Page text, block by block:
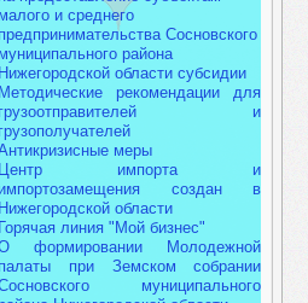
малого и среднего
предпринимательства Сосновского
муниципального района
Нижегородской области субсидии
Методические рекомендации для
грузоотправителей и
грузополучателей
меры
Центр импорта и
импортозамещения создан в
Нижегородской области
Горячая линия "Мой бизнес"
формировании Молодежной
палаты при Земском собрании
муниципального